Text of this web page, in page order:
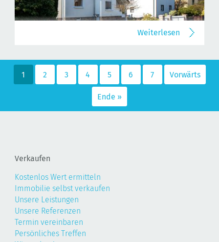
Weiterlesen
1 2 3 4 5 6 7 Vorwärts
Ende »
Verkaufen
Kostenlos Wert ermitteln
Immobilie selbst verkaufen
Unsere Leistungen
Unsere Referenzen
Termin vereinbaren
Persönliches Treffen